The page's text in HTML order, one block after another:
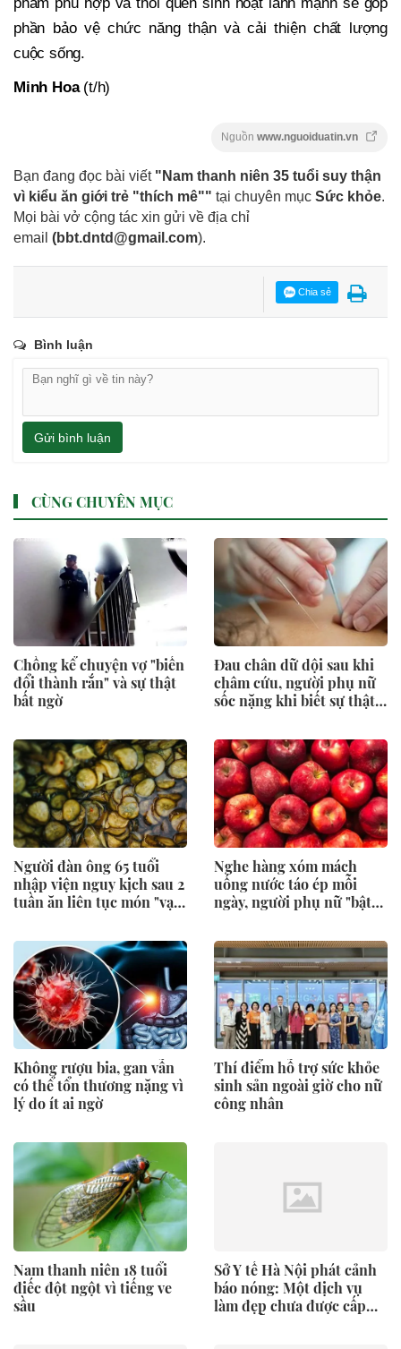
phần bảo vệ chức năng thận và cải thiện chất lượng
cuộc sống.
Minh Hoa(t/h)
Nguồn www.nguoiduatin.vn
Bạn đang đọc bài viết "Nam thanh niên 35 tuổi suy thận
vì kiểu ăn giới trẻ "thích mê"" tại chuyên mục Sức khỏe.
Mọi bài vở cộng tác xin gửi về địa chỉ
email (bbt.dntd@gmail.com).
Chia sẻ
Bình luận
Gửi bình luận
CÙNG CHUYÊN MỤC
Chồng kể chuyện vợ "biến
đổi thành rắn" và sự thật
bất ngờ
Đau chân dữ dội sau khi
châm cứu, người phụ nữ
sốc nặng khi biết sự thật
Người đàn ông 65 tuổi
nhập viện nguy kịch sau 2
tuần ăn liên tục món "vạn
Nghe hàng xóm mách
uống nước táo ép mỗi
ngày, người phụ nữ "bật
Không rượu bia, gan vẫn
có thể tổn thương nặng vì
lý do ít ai ngờ
Thí điểm hỗ trợ sức khỏe
sinh sản ngoài giờ cho nữ
công nhân
Nam thanh niên 18 tuổi
điếc đột ngột vì tiếng ve
sầu
Sở Y tế Hà Nội phát cảnh
báo nóng: Một dịch vụ
làm đẹp chưa được cấp